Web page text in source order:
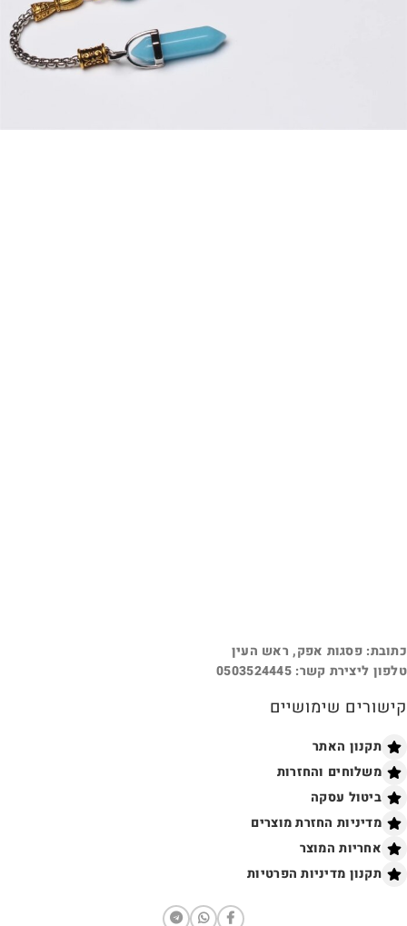
כתובת: פסגות אפק, ראש העין
טלפון ליצירת קשר: 0503524445
קישורים שימושיים
תקנון האתר
משלוחים והחזרות
ביטול עסקה
מדיניות החזרת מוצרים
אחריות המוצר
תקנון מדיניות הפרטיות